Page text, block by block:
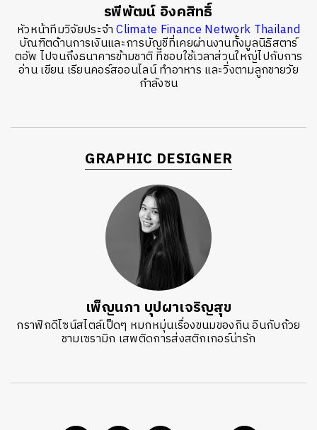
รพีพัฒน์ อิงคสิทธิ์
หัวหน้าทีมวิจัยประจำClimate Finance Network Thailand
บัณฑิตด้านการเงินและการบัญชีที่เคยผ่านงานทั้งมูลนิธิสตาร์
ตอัพ ไปจนถึงธนาคารข้ามชาติ ที่ชอบใช้เวลาส่วนใหญ่ไปกับการ
อ่าน เขียน เรียนคอร์สออนไลน์ ทำอาหาร และวิ่งตามลูกชายวัย
กำลังซน
GRAPHIC DESIGNER
เพ็ญนภา บุปผาเจริญสุข
กราฟิกดีไซน์สไตล์เป็ดๆ หมกหมุ่นเรื่องขนมของกิน อินกับถ้วย
ชามเซรามิก เสพติดการส่งสติกเกอร์น่ารัก